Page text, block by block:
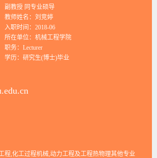
副教授 同专业硕导
教师姓名：刘竞婷
入职时间：2018-06
所在单位：机械工程学院
职务：Lecturer
学历：研究生(博士)毕业
程,化工过程机械,动力工程及工程热物理其他专业